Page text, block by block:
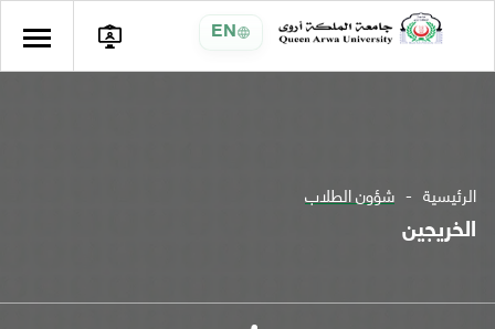
EN
الرئيسية شؤون الطلاب
الخريجين